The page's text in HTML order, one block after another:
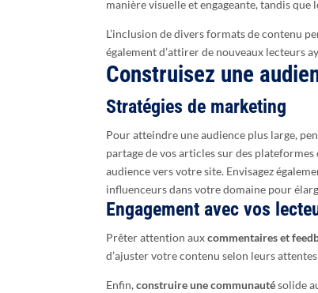
manière visuelle et engageante, tandis que
L’inclusion de divers formats de contenu
également d’attirer de nouveaux lecteurs
Construisez une
Stratégies de marketing
Pour atteindre une audience plus large,
partage de vos articles sur des plateformes
audience vers votre site. Envisagez
influenceurs dans votre domaine pour
Engagement avec vos
Prêter attention auxcommentaires et
d’ajuster votre contenu selon leurs
Enfin,construire une communautésolide